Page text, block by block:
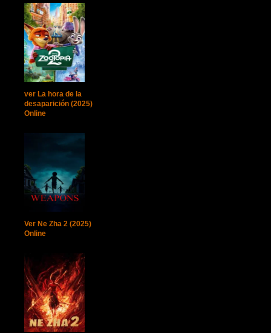
ver La hora de la
desaparición (2025)
Online
Ver Ne Zha 2 (2025)
Online